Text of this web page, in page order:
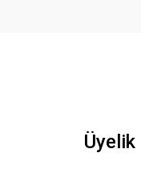
Üyelik